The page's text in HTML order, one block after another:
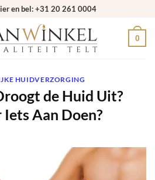
en bel: +31 20 261 0004
0
HUIDVERZORGING
de Huid Uit?
Iets Aan Doen?